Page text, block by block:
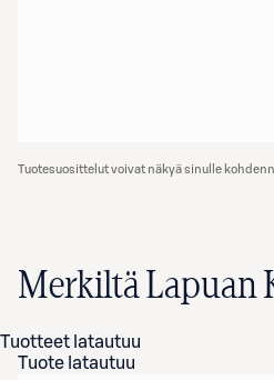
Tuotesuosittelut voivat näkyä sinulle
Merkiltä Lapuan
Tuotteet latautuu
Tuote latautuu